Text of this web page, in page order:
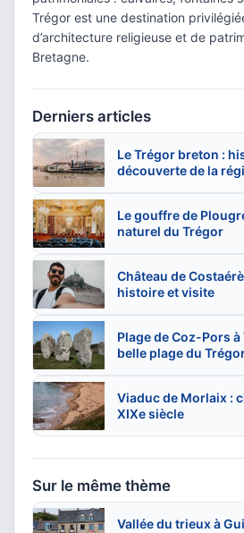
Trégor est une destination
d’architecture religieuse et de
Bretagne.
Derniers articles
Le Trégor breton :
découverte de la
Le gouffre de
naturel du Trégor
Château de
histoire et visite
Plage de Coz-Pors
belle plage du
Viaduc de Morlaix :
XIXe siècle
Sur le même thème
Vallée du trieux à